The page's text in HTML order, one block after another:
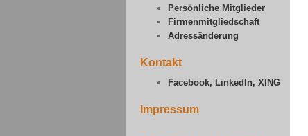
Persönliche Mitglieder
Firmenmitgliedschaft
Adressänderung
Kontakt
Facebook, LinkedIn, XING
Impressum